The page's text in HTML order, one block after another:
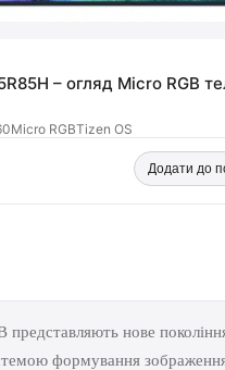
– огляд Micro RGB
Micro RGBTizen OS
Додати до
представляють нове
формування